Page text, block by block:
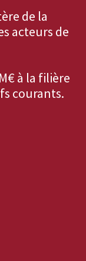
de la
acteurs de
à la filière
courants.